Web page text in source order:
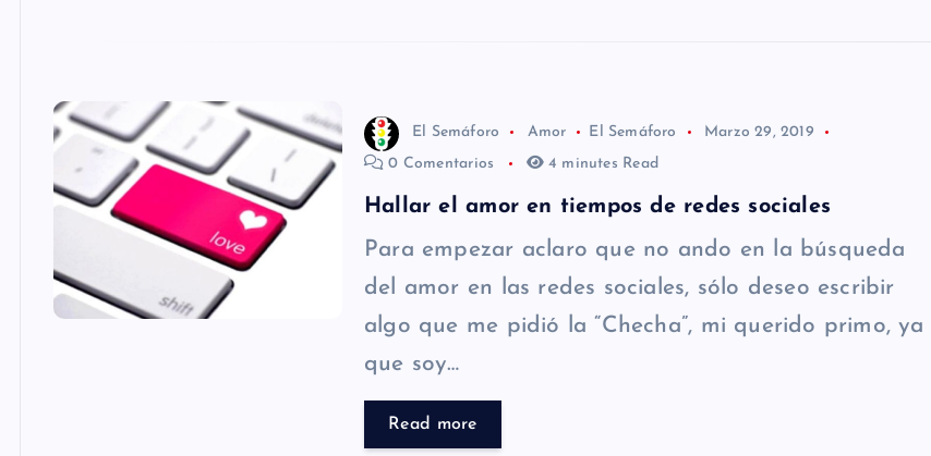
El Semáforo Amor El Semáforo
Marzo 29, 2019
0 Comentarios
4 minutes Read
Hallar el amor en tiempos de redes sociales
Para empezar aclaro que no ando en la búsqueda
del amor en las redes sociales, sólo deseo escribir
algo que me pidió la “Checha”, mi querido primo, ya
que soy…
Read more